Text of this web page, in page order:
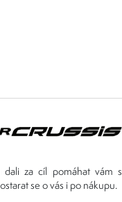
dali za cíl pomáhat vám s
se o vás i po nákupu.